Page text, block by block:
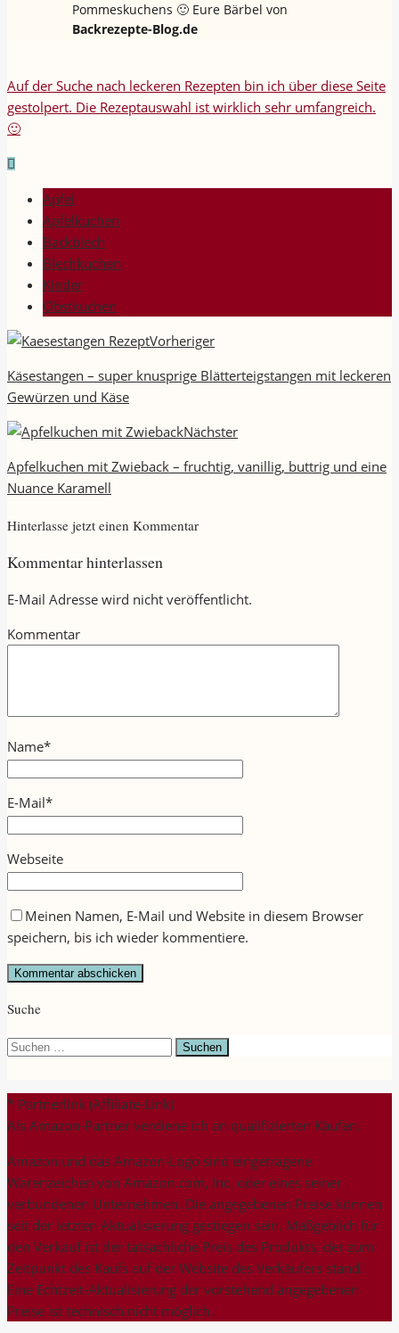
Pommeskuchens 🙂 Eure Bärbel von
Backrezepte-Blog.de
Auf der Suche nach leckeren Rezepten bin ich über diese Seite
gestolpert. Die Rezeptauswahl ist wirklich sehr umfangreich.
🙂
Apfel
Apfelkuchen
Backblech
Blechkuchen
Kinder
Obstkuchen
Vorheriger
Käsestangen – super knusprige Blätterteigstangen mit leckeren
Gewürzen und Käse
Nächster
Apfelkuchen mit Zwieback – fruchtig, vanillig, buttrig und eine
Nuance Karamell
Hinterlasse jetzt einen Kommentar
Kommentar hinterlassen
E-Mail Adresse wird nicht veröffentlicht.
Kommentar
Name*
E-Mail*
Webseite
Meinen Namen, E-Mail und Website in diesem Browser
speichern, bis ich wieder kommentiere.
Suche
Suchen
* Partnerlink (Affiliate-Link)
Als Amazon-Partner verdiene ich an qualifizierten Käufen.
Amazon und das Amazon-Logo sind eingetragene
Warenzeichen von Amazon.com, Inc. oder eines seiner
verbundenen Unternehmen. Die angegebenen Preise können
seit der letzten Aktualisierung gestiegen sein. Maßgeblich für
den Verkauf ist der tatsächliche Preis des Produkts, der zum
Zeitpunkt des Kaufs auf der Website des Verkäufers stand.
Eine Echtzeit-Aktualisierung der vorstehend angegebenen
Preise ist technisch nicht möglich.